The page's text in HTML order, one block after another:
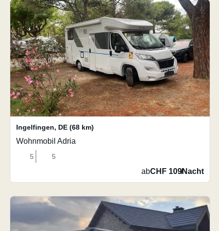
Ingelfingen, DE (68 km)
Wohnmobil Adria
5 5
abCHF 109/Nacht